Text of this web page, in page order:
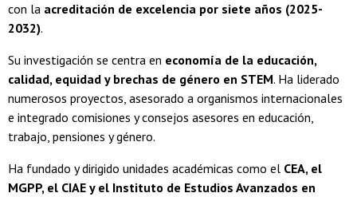
con la acreditación de excelencia por siete años (2025-
2032).
Su investigación se centra en economía de la educación,
calidad, equidad y brechas de género en STEM. Ha liderado
numerosos proyectos, asesorado a organismos internacionales
e integrado comisiones y consejos asesores en educación,
trabajo, pensiones y género.
Ha fundado y dirigido unidades académicas como el CEA, el
MGPP, el CIAE y el Instituto de Estudios Avanzados en